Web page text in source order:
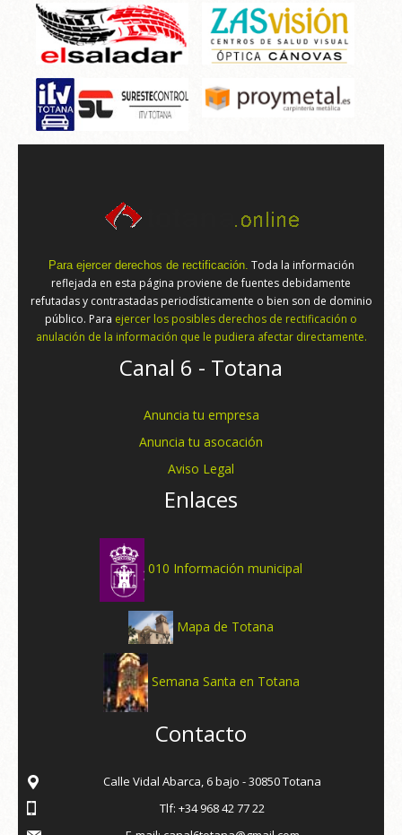
Para ejercer derechos de rectificación. Toda la información
reflejada en esta página proviene de fuentes debidamente
refutadas y contrastadas periodísticamente o bien son de dominio
público. Para ejercer los posibles derechos de rectificación o
anulación de la información que le pudiera afectar directamente.
Canal 6 - Totana
Anuncia tu empresa
Anuncia tu asocación
Aviso Legal
Enlaces
010 Información municipal
Mapa de Totana
Semana Santa en Totana
Contacto
Calle Vidal Abarca, 6 bajo - 30850 Totana
Tlf: +34 968 42 77 22